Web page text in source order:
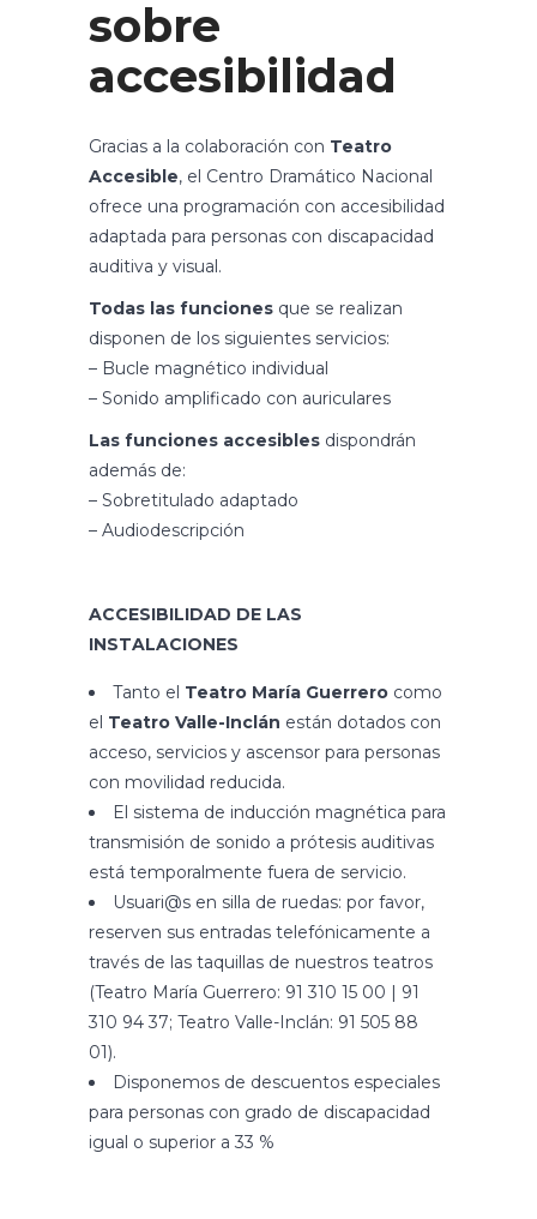
sobre
accesibilidad
Gracias a la colaboración con Teatro
Accesible, el Centro Dramático Nacional
ofrece una programación con accesibilidad
adaptada para personas con discapacidad
auditiva y visual.
Todas las funciones que se realizan
disponen de los siguientes servicios:
– Bucle magnético individual
– Sonido amplificado con auriculares
Las funciones accesibles dispondrán
además de:
– Sobretitulado adaptado
– Audiodescripción
ACCESIBILIDAD DE LAS
INSTALACIONES
Tanto el Teatro María Guerrero como
el Teatro Valle-Inclán están dotados con
acceso, servicios y ascensor para personas
con movilidad reducida.
El sistema de inducción magnética para
transmisión de sonido a prótesis auditivas
está temporalmente fuera de servicio.
Usuari@s en silla de ruedas: por favor,
reserven sus entradas telefónicamente a
través de las taquillas de nuestros teatros
(Teatro María Guerrero: 91 310 15 00 | 91
310 94 37; Teatro Valle-Inclán: 91 505 88
01).
Disponemos de descuentos especiales
para personas con grado de discapacidad
igual o superior a 33 %